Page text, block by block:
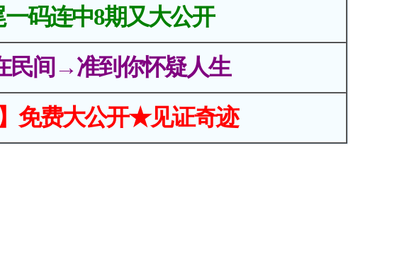
码连中8期又大公开
民间→准到你怀疑人生
免费大公开★见证奇迹